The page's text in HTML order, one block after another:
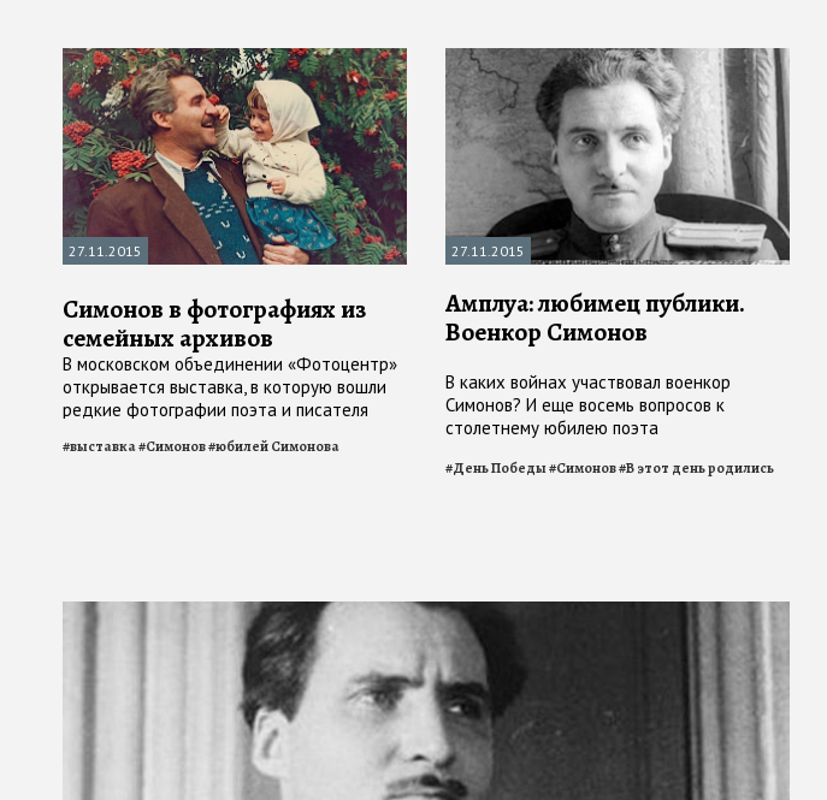
27.11.2015
Симонов в фотографиях из
семейных архивов
В московском объединении «Фотоцентр»
открывается выставка, в которую вошли
редкие фотографии поэта и писателя
#выставка#Симонов#юбилей Симонова
27.11.2015
Амплуа: любимец публики.
Военкор Симонов
В каких войнах участвовал военкор
Симонов? И еще восемь вопросов к
столетнему юбилею поэта
#День Победы#Симонов#В этот день родились